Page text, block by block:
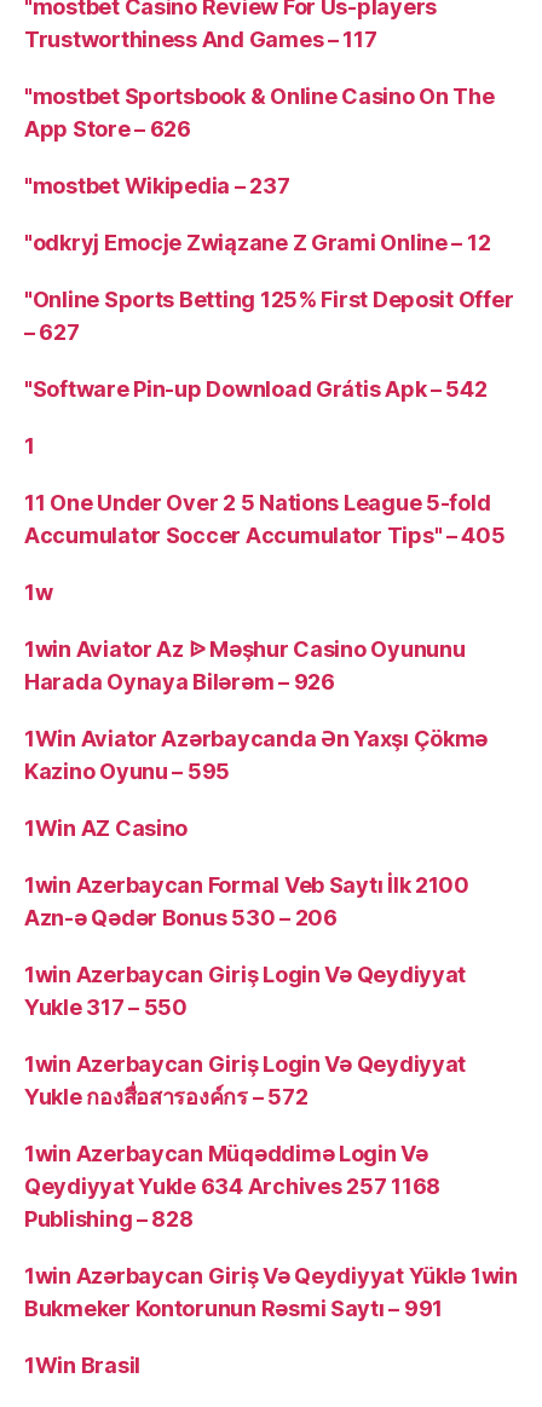
"mostbet Casino Review For Us-players
Trustworthiness And Games – 117
"‎mostbet Sportsbook & Online Casino On The
App Store – 626
"mostbet Wikipedia – 237
"odkryj Emocje Związane Z Grami Online – 12
"Online Sports Betting 125% First Deposit Offer
– 627
"Software Pin-up Download Grátis Apk – 542
1
11 One Under Over 2 5 Nations League 5-fold
Accumulator Soccer Accumulator Tips" – 405
1w
1win Aviator Az ᐉ Məşhur Casino Oyununu
Harada Oynaya Bilərəm – 926
1Win Aviator Azərbaycanda Ən Yaxşı Çökmə
Kazino Oyunu – 595
1Win AZ Casino
1win Azerbaycan Formal Veb Saytı İlk 2100
Azn-ə Qədər Bonus 530 – 206
1win Azerbaycan Giriş Login Və Qeydiyyat
Yukle 317 – 550
1win Azerbaycan Giriş Login Və Qeydiyyat
Yukle กองสื่อสารองค์กร – 572
1win Azerbaycan Müqəddimə Login Və
Qeydiyyat Yukle 634 Archives 257 1168
Publishing – 828
1win Azərbaycan Giriş Və Qeydiyyat Yüklə 1win
Bukmeker Kontorunun Rəsmi Saytı – 991
1Win Brasil